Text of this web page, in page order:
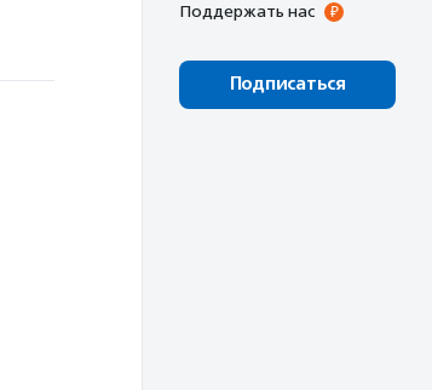
Поддержать нас
Подписаться